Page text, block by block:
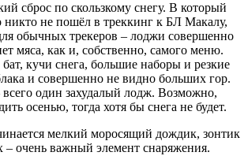
сброс по скользкому снегу. В который
никто не пошёл в треккинг к БЛ Макалу,
обычных трекеров – лоджи совершенно
мяса, как и, собственно, самого меню.
кучи снега, большие наборы и резкие
и совершенно не видно больших гор.
один захудалый лодж. Возможно,
осенью, тогда хотя бы снега не будет.
мелкий моросящий дождик, зонтик
– очень важный элемент снаряжения.